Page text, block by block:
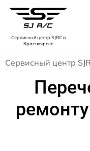
Сервисный центр SJRCв
Красноярске
Сервисный центр